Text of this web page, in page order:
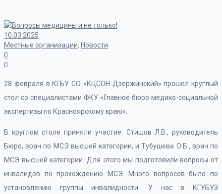
10.03.2025
Местные организации, Новости
0
0
28 февраля в КГБУ СО «КЦСОН Дзержинский» прошел круглый
стол со специалистами ФКУ «Главное бюро медико-социальной
экспертизы по Красноярскому краю».
В круглом столе приняли участие: Стишов Л.В., руководитель
Бюро, врач по МСЭ высшей категории, и Тубушева О.Б., врач по
МСЭ высшей категории. Для этого мы подготовили вопросы от
инвалидов по прохождению МСЭ. Много вопросов было по
установлению группы инвалидности. У нас в КГУБУЗ